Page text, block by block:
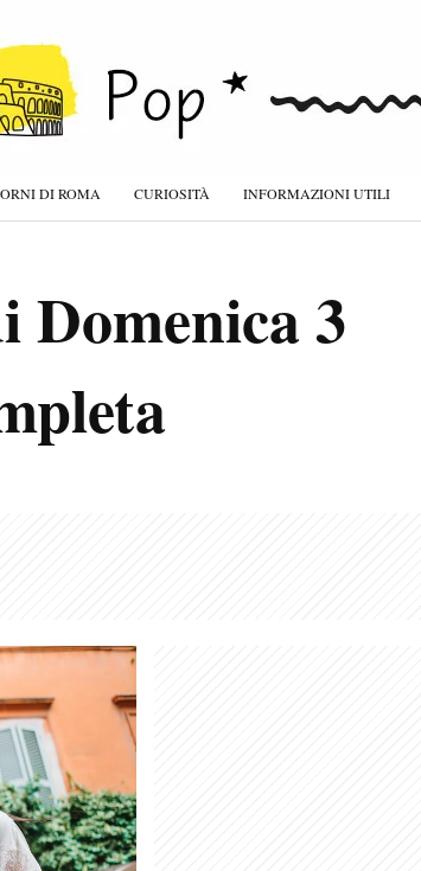
DI ROMA CURIOSITÀ INFORMAZIONI UTILI
Domenica 3